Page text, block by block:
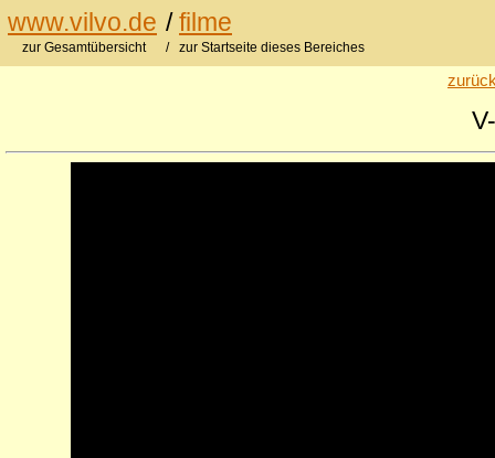
www.vilvo.de /filme
zur Gesamtübersicht / zur Startseite dieses Bereiches